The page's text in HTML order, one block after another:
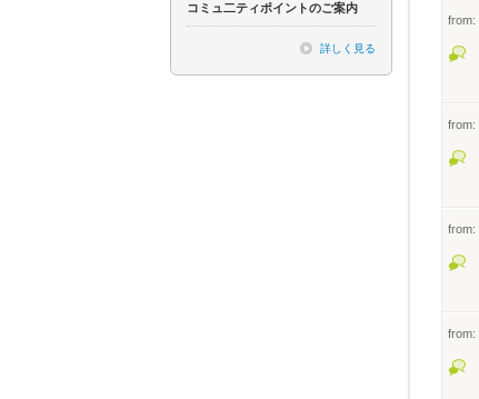
コミュ二ティポイントのご案内
詳しく見る
from:
from:
from:
from: